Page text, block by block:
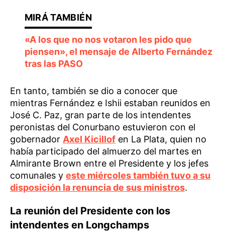
«A los que no nos votaron les pido que
piensen», el mensaje de Alberto Fernández
tras las PASO
En tanto, también se dio a conocer que
mientras Fernández e Ishii estaban reunidos en
José C. Paz, gran parte de los intendentes
peronistas del Conurbano estuvieron con el
gobernador Axel Kicillof en La Plata, quien no
había participado del almuerzo del martes en
Almirante Brown entre el Presidente y los jefes
comunales y este miércoles también tuvo a su
disposición la renuncia de sus ministros.
La reunión del Presidente con los
intendentes en Longchamps